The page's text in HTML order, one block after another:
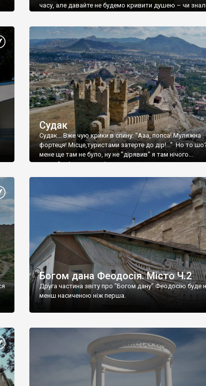
часу, але давайте не будемо кривити душею – чи
Судак
Судак... Вже чую крики в спину: "Ааа, попса! Муляжна
фортеця! Місце,туристами затерте до дір!..." Но то
мене ще там не було, ну не "дірявив" я там нічого...
принаймні до цього літа.
Богом дана Феодосія. Місто Ч.2
Друга частина звіту про "Богом дану" Феодосію буде
менш насиченою ніж перша.